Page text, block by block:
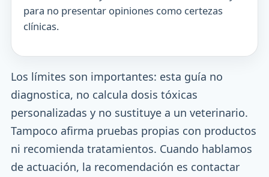
para no presentar opiniones como certezas
clínicas.
Los límites son importantes: esta guía no
diagnostica, no calcula dosis tóxicas
personalizadas y no sustituye a un veterinario.
Tampoco afirma pruebas propias con productos
ni recomienda tratamientos. Cuando hablamos
de actuación, la recomendación es contactar